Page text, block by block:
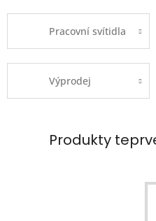
Pracovní svítidla
Výprodej
Produkty